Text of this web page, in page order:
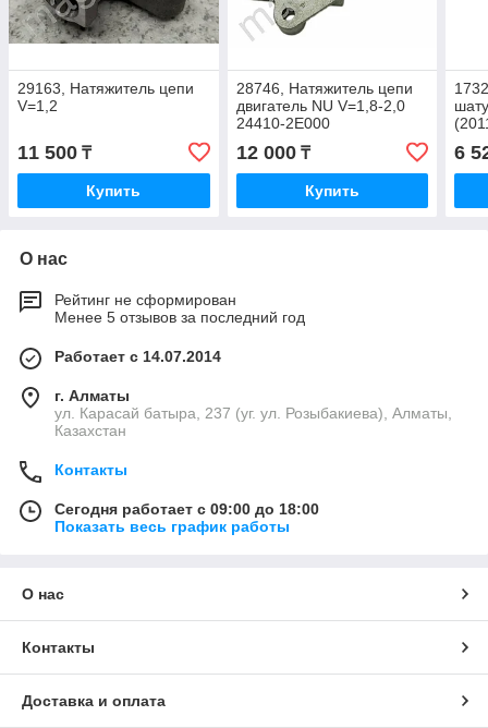
29163, Натяжитель цепи
V=1,2
11 500 ₸
Купить
28746, Натяжитель цепи
двигатель NU V=1,8-2,0
24410-2E000
12 000₸
Купить
6
О нас
Рейтинг не сформирован
Менее 5 отзывов за последний год
Работает с 14.07.2014
г. Алматы
ул. Карасай батыра, 237 (уг. ул. Розыбакиева), Алматы,
Казахстан
Контакты
Сегодня работает с 09:00 до 18:00
Показать весь график работы
О нас
Контакты
Доставка и оплата